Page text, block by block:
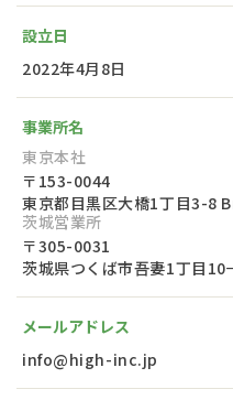
設立日
2022年4月8日
事業所名
東京本社
〒153-0044
東京都目黒区大橋1丁目3-8
茨城営業所
〒305-0031
茨城県つくば市吾妻1丁目
メールアドレス
info@high-inc.jp